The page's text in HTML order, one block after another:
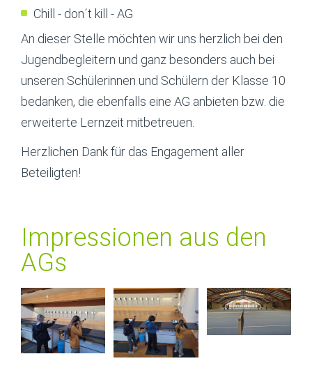
Chill - don´t kill - AG
An dieser Stelle möchten wir uns herzlich bei den
Jugendbegleitern und ganz besonders auch bei
unseren Schülerinnen und Schülern der Klasse 10
bedanken, die ebenfalls eine AG anbieten bzw. die
erweiterte Lernzeit mitbetreuen.
Herzlichen Dank für das Engagement aller
Beteiligten!
Impressionen aus den
AGs